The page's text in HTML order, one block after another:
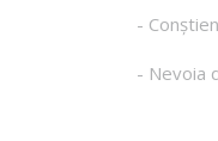
-
- Nevoia